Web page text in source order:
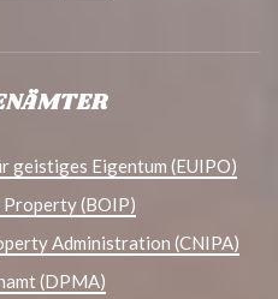
geistiges Eigentum (EUIPO)
(BOIP)
Administration (CNIPA)
(DPMA)